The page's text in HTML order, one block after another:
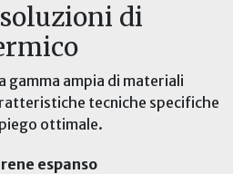
di
gamma ampia di materiali
tecniche specifiche
ottimale.
espanso